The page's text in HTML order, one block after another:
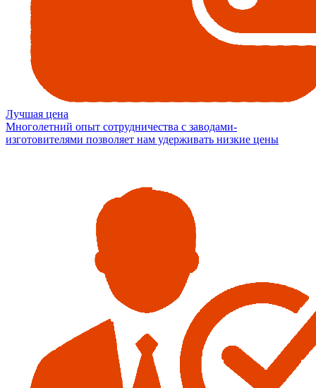
Лучшая цена
Многолетний опыт сотрудничества с заводами-
изготовителями позволяет нам удерживать низкие цены